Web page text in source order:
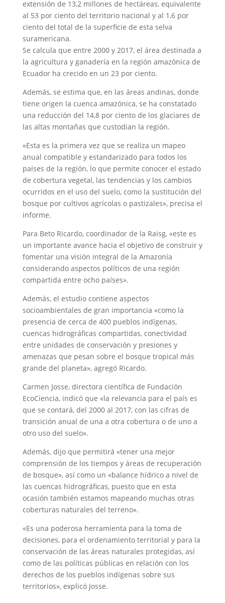
extensión de 13,2 millones de hectáreas, equivalente
al 53 por ciento del territorio nacional y al 1,6 por
ciento del total de la superficie de esta selva
suramericana.
Se calcula que entre 2000 y 2017, el área destinada a
la agricultura y ganadería en la región amazónica de
Ecuador ha crecido en un 23 por ciento.
Además, se estima que, en las áreas andinas, donde
tiene origen la cuenca amazónica, se ha constatado
una reducción del 14,8 por ciento de los glaciares de
las altas montañas que custodian la región.
«Esta es la primera vez que se realiza un mapeo
anual compatible y estandarizado para todos los
países de la región, lo que permite conocer el estado
de cobertura vegetal, las tendencias y los cambios
ocurridos en el uso del suelo, como la sustitución del
bosque por cultivos agrícolas o pastizales», precisa el
informe.
Para Beto Ricardo, coordinador de la Raisg, «este es
un importante avance hacia el objetivo de construir y
fomentar una visión integral de la Amazonía
considerando aspectos políticos de una región
compartida entre ocho países».
Además, el estudio contiene aspectos
socioambientales de gran importancia «como la
presencia de cerca de 400 pueblos indígenas,
cuencas hidrográficas compartidas, conectividad
entre unidades de conservación y presiones y
amenazas que pesan sobre el bosque tropical más
grande del planeta», agregó Ricardo.
Carmen Josse, directora científica de Fundación
EcoCiencia, indicó que «la relevancia para el país es
que se contará, del 2000 al 2017, con las cifras de
transición anual de una a otra cobertura o de uno a
otro uso del suelo».
Además, dijo que permitirá «tener una mejor
comprensión de los tiempos y áreas de recuperación
de bosque», así como un «balance hídrico a nivel de
las cuencas hidrográficas, puesto que en esta
ocasión también estamos mapeando muchas otras
coberturas naturales del terreno».
«Es una poderosa herramienta para la toma de
decisiones, para el ordenamiento territorial y para la
conservación de las áreas naturales protegidas, así
como de las políticas públicas en relación con los
derechos de los pueblos indígenas sobre sus
territorios», explicó Josse.